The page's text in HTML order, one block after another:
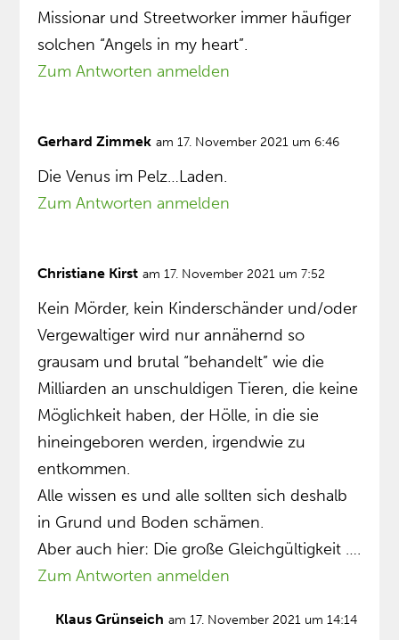
Missionar und Streetworker immer häufiger
solchen “Angels in my heart”.
Zum Antworten anmelden
Gerhard Zimmek am 17. November 2021 um 6:46
Die Venus im Pelz…Laden.
Zum Antworten anmelden
Christiane Kirst am 17. November 2021 um 7:52
Kein Mörder, kein Kinderschänder und/oder
Vergewaltiger wird nur annähernd so
grausam und brutal “behandelt” wie die
Milliarden an unschuldigen Tieren, die keine
Möglichkeit haben, der Hölle, in die sie
hineingeboren werden, irgendwie zu
entkommen.
Alle wissen es und alle sollten sich deshalb
in Grund und Boden schämen.
Aber auch hier: Die große Gleichgültigkeit ….
Zum Antworten anmelden
Klaus Grünseich am 17. November 2021 um 14:14